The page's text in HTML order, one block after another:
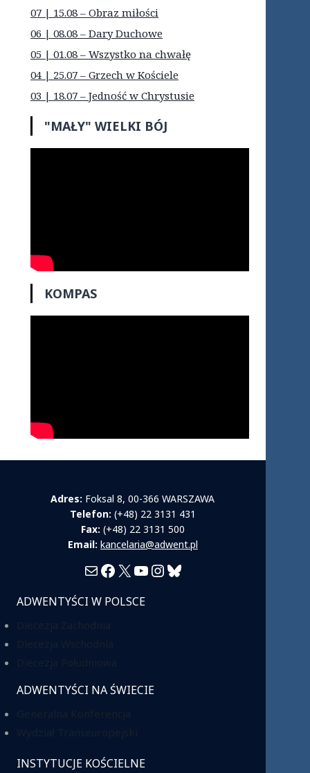
07 | 15.08 – Obraz miłości
06 | 08.08 – Dary Duchowe
05 | 01.08 – Wszystko na chwałę
04 | 25.07 – Grzech w Kościele
03 | 18.07 – Jedność w Chrystusie
"MAŁY" WIELKI BÓJ
KOMPAS
Adres: Foksal 8, 00-366 WARSZAWA
Telefon: (+48) 22 3131 431
Fax: (+48) 22 3131 500
Email: kancelaria@adwent.pl
MailFacebook
X YouTube
Instagram
Bluesky
ADWENTYŚCI W POLSCE
ADWENTYŚCI NA ŚWIECIE
INSTYTUCJE KOŚCIELNE